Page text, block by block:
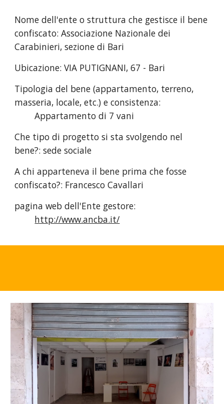
Nome dell'ente o struttura che gestisce il bene
confiscato: Associazione Nazionale dei
Carabinieri, sezione di Bari
Ubicazione: VIA PUTIGNANI, 67 - Bari
Tipologia del bene (appartamento, terreno,
masseria, locale, etc.) e consistenza:
Appartamento di 7 vani
Che tipo di progetto si sta svolgendo nel
bene?: sede sociale
A chi apparteneva il bene prima che fosse
confiscato?: Francesco Cavallari
pagina web dell'Ente gestore:
http://www.ancba.it/